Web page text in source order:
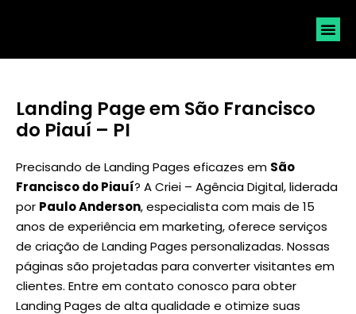
Landing Page em São Francisco
do Piauí – PI
Precisando de Landing Pages eficazes em São
Francisco do Piauí? A Criei – Agência Digital, liderada
por Paulo Anderson, especialista com mais de 15
anos de experiência em marketing, oferece serviços
de criação de Landing Pages personalizadas. Nossas
páginas são projetadas para converter visitantes em
clientes. Entre em contato conosco para obter
Landing Pages de alta qualidade e otimize suas